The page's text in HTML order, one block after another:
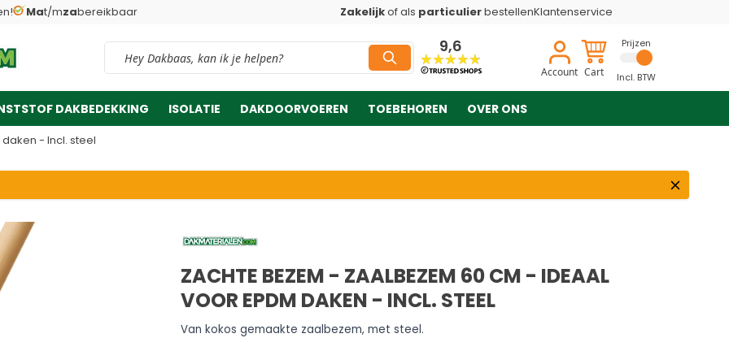
Mat/mzabereikbaar Zakelijkof als particulierbestellenKlantenservice
Vind snel jouw product 9,6
Account Cart
Prijzen
Incl. BTW
DAKBEDEKKING ISOLATIE DAKDOORVOEREN TOEBEHOREN OVER ONS
- Incl. steel
VOOR EPDM DAKEN - INCL. STEEL
Van kokos gemaakte zaalbezem, met steel.